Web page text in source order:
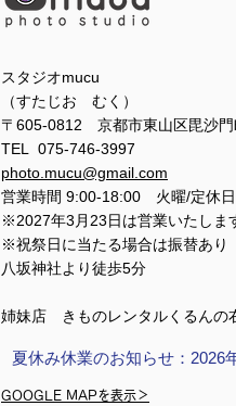
スタジオmucu
（すたじお むく）
〒605-0812 京都市東山区毘沙
TEL 075-746-3997
photo.mucu@gmail.com
営業時間 9:00-18:00 火曜/定休日
※2027年3月23日は営業いたしま
※祝祭日に当たる場合は振替あり
​​八坂神社より徒歩5分
姉妹店 きものレンタルくるんの
夏休み休業のお知らせ：
GOOGLE MAPを表示＞